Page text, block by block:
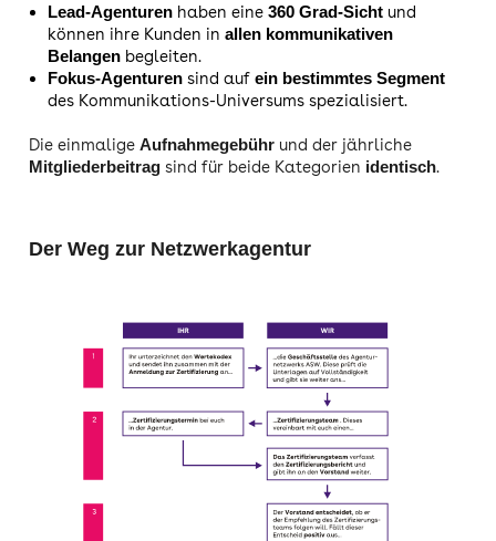
Lead-Agenturenhaben eine 360 Grad-Sichtund
können ihre Kunden in allen kommunikativen
Belangenbegleiten.
Fokus-Agenturensind auf ein bestimmtes Segment
des Kommunikations-Universums spezialisiert.
Die einmaligeAufnahmegebühr und der jährliche
Mitgliederbeitragsind für beide Kategorien identisch.
Der Weg zur Netzwerkagentur